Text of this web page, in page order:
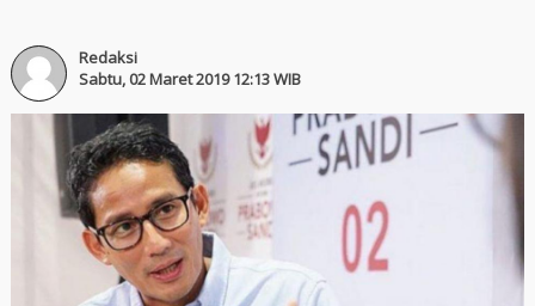
Redaksi
Sabtu, 02 Maret 2019 12:13 WIB